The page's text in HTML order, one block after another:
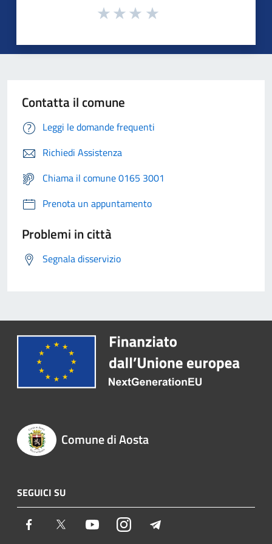
Contatta il comune
Leggi le domande frequenti
Richiedi Assistenza
Chiama il comune 0165 3001
Prenota un appuntamento
Problemi in città
Segnala disservizio
Comune di Aosta
SEGUICI SU
Facebook Twitter YoutubeInstagram